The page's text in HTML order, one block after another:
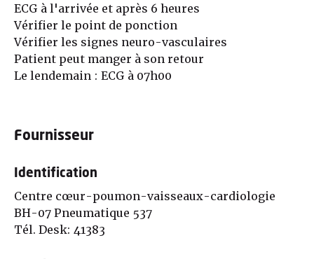
ECG à l'arrivée et après 6 heures
Vérifier le point de ponction
Vérifier les signes neuro-vasculaires
Patient peut manger à son retour
Le lendemain : ECG à 07h00
Fournisseur
Identification
Centre cœur-poumon-vaisseaux-cardiologie
BH-07 Pneumatique 537
Tél. Desk: 41383